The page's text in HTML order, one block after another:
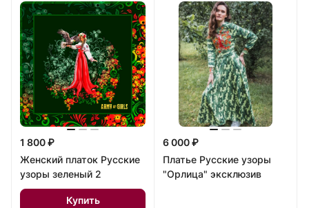
1 800 ₽
Женский платок Русские
узоры зеленый 2
Купить
6 000 ₽
Платье Русские узоры
"Орлица" эксклюзив